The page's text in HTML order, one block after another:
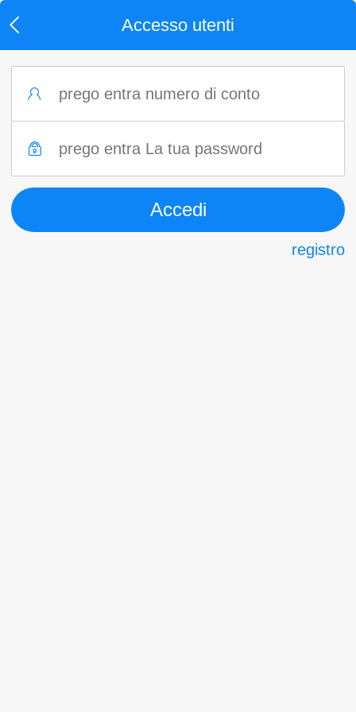
Accesso utenti
registro